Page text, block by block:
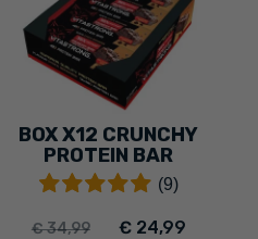
BOX X12 CRUNCHY
PROTEIN BAR
BROWNIE (9)
€ 34,99 € 24,99